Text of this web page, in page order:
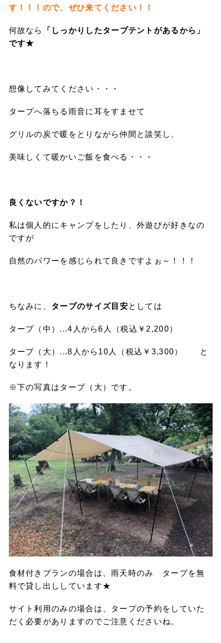
す！！！ので、ぜひ来てください！！
何故なら 「しっかりしたタープテントがあるから」
です★
想像してみてください・・・
タープへ落ちる雨音に耳をすませて
グリルの炭で暖をとりながら仲間と談笑し、
美味しくて暖かいご飯を食べる・・・
良くないですか？！
私は個人的にキャンプをしたり、外遊びが好きなの
ですが
自然のパワーを感じられて良きですよぉ～！！！
ちなみに、 タープのサイズ目安としては
タープ（中）...4人から6人（税込￥2,200）
タープ（大）...8人から10人（税込￥3,300） と
なります！
※下の写真はタープ（大）です。
食材付きプランの場合は、雨天時のみ タープを無
料で貸し出ししています★
サイト利用のみの場合は、タープの予約をしていた
だく必要がありますのでご注意くださいね。